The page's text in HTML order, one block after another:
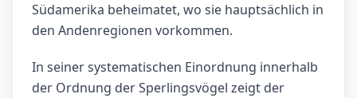
Südamerika beheimatet, wo sie hauptsächlich in
den Andenregionen vorkommen.
In seiner systematischen Einordnung innerhalb
der Ordnung der Sperlingsvögel zeigt der